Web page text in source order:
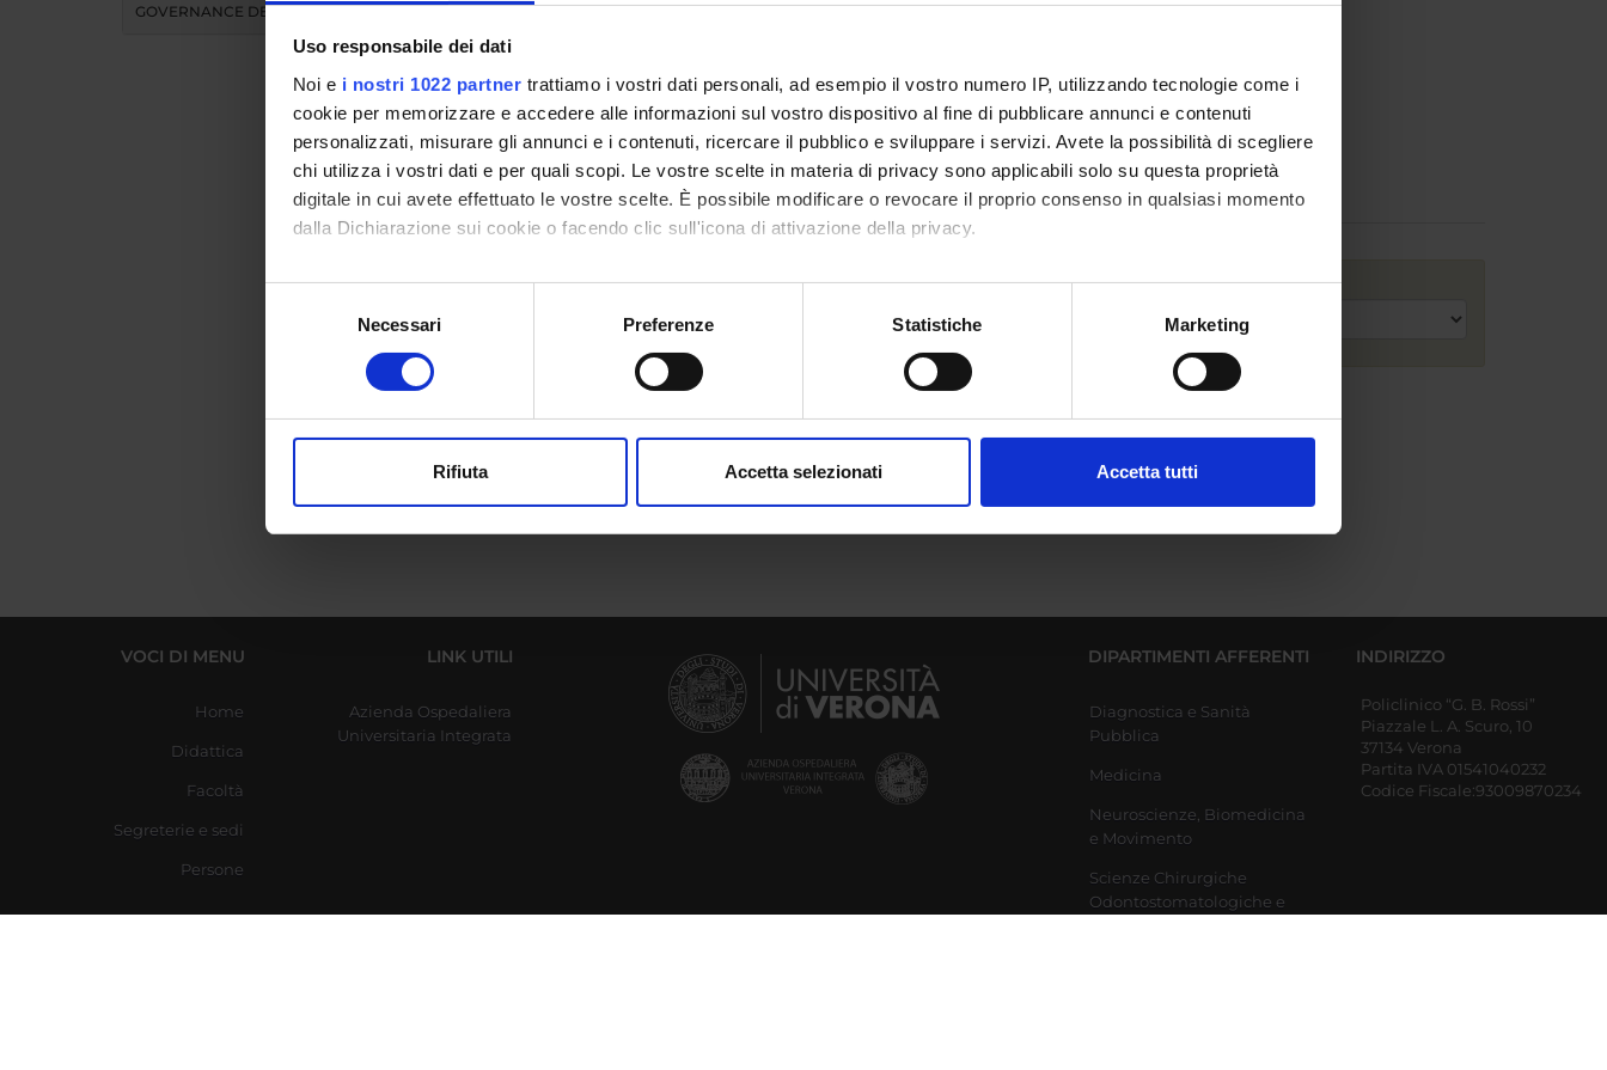
Uso responsabile dei dati
Noi e i nostri 1022 partner trattiamo i vostri dati personali, ad esempio il vostro numero IP, utilizzando tecnologie come i
cookie per memorizzare e accedere alle informazioni sul vostro dispositivo al fine di pubblicare annunci e contenuti
personalizzati, misurare gli annunci e i contenuti, ricercare il pubblico e sviluppare i servizi. Avete la possibilità di scegliere
chi utilizza i vostri dati e per quali scopi. Le vostre scelte in materia di privacy sono applicabili solo su questa proprietà
digitale in cui avete effettuato le vostre scelte. È possibile modificare o revocare il proprio consenso in qualsiasi momento
dalla Dichiarazione sui cookie o facendo clic sull'icona di attivazione della privacy.
Con il tuo consenso, vorremmo anche:
raccogliere informazioni sulla tua posizione geografica, con un'approssimazione di qualche metro,
digitali).
modificare o ritirare il tuo consenso in qualsiasi momento dalla Dichiarazione sui cookie.
Necessari Preferenze Statistiche Marketing
Rifiuta Accetta selezionati Accetta tutti
GOVERNANCE DELLA FACOLTÀ
Didattica 0 Avvisi 0 Ricerca Pubblicazioni Incarichi
INSEGNAMENTI
Insegnamenti attivi nel periodo selezionato:
Clicca sull'insegnamento per vedere orari e dettagli del corso.
Anno accademico
VOCI DI MENU
Home
Didattica
Facoltà
Segreterie e sedi
Persone
LINK UTILI
Azienda Ospedaliera
Universitaria Integrata
DIPARTIMENTI AFFERENTI
Diagnostica e Sanità
Pubblica
Medicina
Neuroscienze, Biomedicina
e Movimento
Scienze Chirurgiche
Odontostomatologiche e
INDIRIZZO
Policlinico “G. B. Rossi”
Piazzale L. A. Scuro, 10
37134 Verona
Partita IVA 01541040232
Codice Fiscale:93009870234